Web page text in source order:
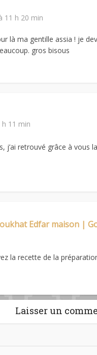
11 h 20 min
là ma gentille assia ! je
gros bisous
11 min
j’ai retrouvé grâce à vous
Edfar maison |
la recette de la
Laisser un